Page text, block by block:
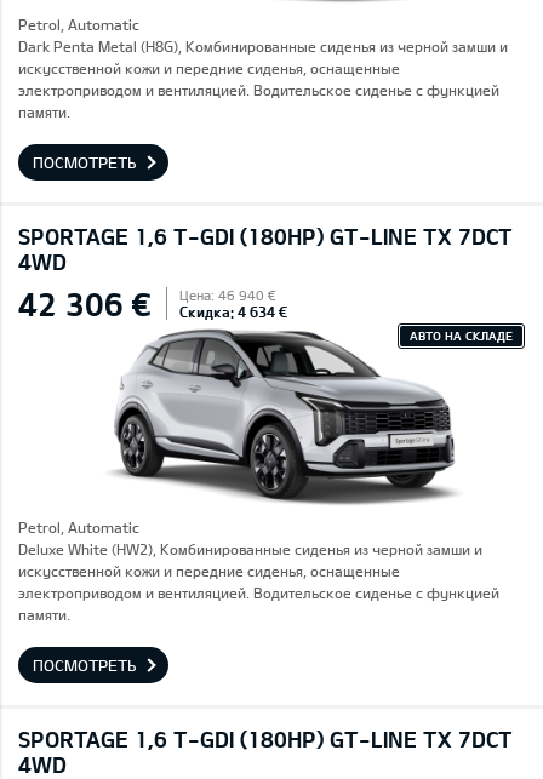
Petrol, Automatic
Dark Penta Metal (H8G), Комбинированные сиденья из черной замши и
искусственной кожи и передние сиденья, оснащенные
электроприводом и вентиляцией. Водительское сиденье с функцией
памяти.
ПОСМОТРЕТЬ
SPORTAGE 1,6 T-GDI (180HP) GT-LINE TX 7DCT
4WD
42 306 € Цена: 46 940 €
Скидка: 4 634 €
АВТО НА СКЛАДЕ
Petrol, Automatic
Deluxe White (HW2), Комбинированные сиденья из черной замши и
искусственной кожи и передние сиденья, оснащенные
электроприводом и вентиляцией. Водительское сиденье с функцией
памяти.
ПОСМОТРЕТЬ
SPORTAGE 1,6 T-GDI (180HP) GT-LINE TX 7DCT
4WD